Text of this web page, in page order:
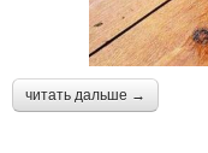
читать дальше →